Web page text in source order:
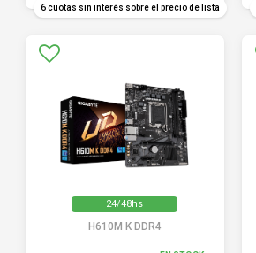
6 cuotas sin interés sobre el precio de lista
24/48hs
H610M K DDR4